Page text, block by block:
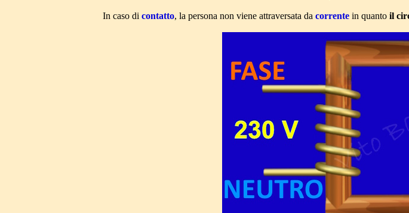
In caso di contatto, la persona non viene attraversata da corrente in quanto il